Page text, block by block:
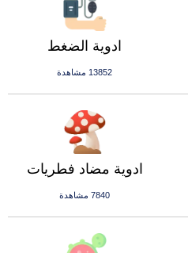
ادوية الضغط
13852 مشاهدة
ادوية مضاد فطريات
7840 مشاهدة